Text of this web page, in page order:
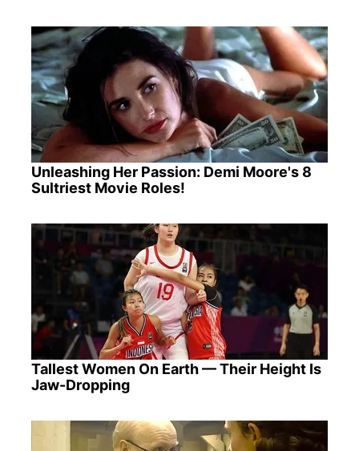
Unleashing Her Passion: Demi Moore's 8
Sultriest Movie Roles!
Tallest Women On Earth — Their Height Is
Jaw-Dropping